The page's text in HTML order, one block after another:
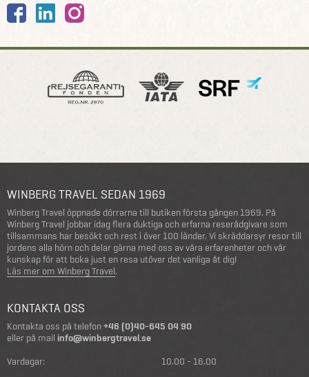
WINBERG TRAVEL SEDAN 1969
Winberg Travel öppnade dörrarna till butiken första gången 1969. På
Winberg Travel jobbar idag flera duktiga och erfarna reserådgivare som
tillsammans har besökt och rest i över 100 länder. Vi skräddarsyr resor till
jordens alla hörn och delar gärna med oss av våra erfarenheter och vår
kunskap för att boka just en resa utöver det vanliga åt dig!
Läs mer om Winberg Travel.
KONTAKTA OSS
Kontakta oss på telefon+46 (0)40-645 04 90
eller på mail info@winbergtravel.se
Vardagar:
10.00 - 16.00